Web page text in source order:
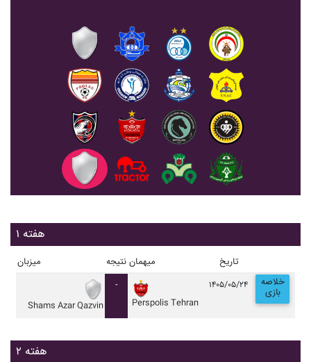
هفته ۱
میزبان نتیجه میهمان تاریخ
Shams Azar Qazvin
-
Perspolis Tehran
۱۴۰۵/۰۵/۲۴ خلاصه
بازی
هفته ۲